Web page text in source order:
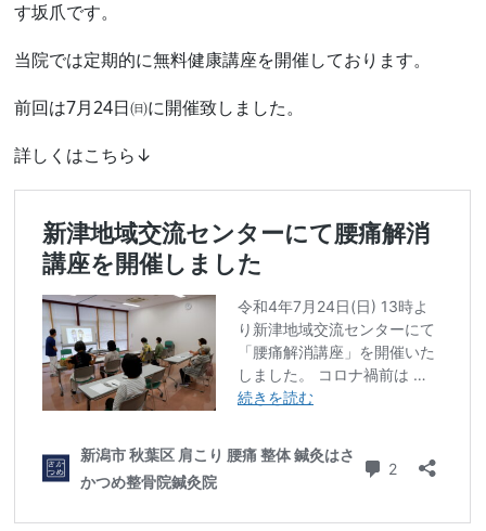
す坂爪です。
当院では定期的に無料健康講座を開催しております。
前回は7月24日㈰に開催致しました。
詳しくはこちら↓